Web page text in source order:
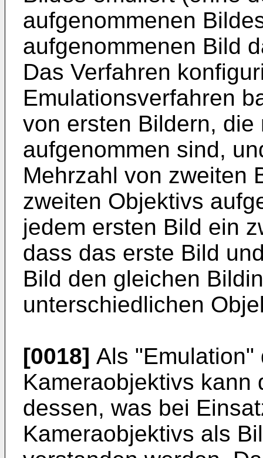
aufgenommenen
aufgenommenen Bild
Das Verfahren
Emulationsverfahren
von ersten Bildern,
aufgenommen sind,
Mehrzahl von zweiten
zweiten Objektivs
jedem ersten Bild ein
dass das erste Bild
Bild den gleichen
unterschiedlichen
[0018] Als "Emulation"
Kameraobjektivs kann
dessen, was bei
Kameraobjektivs als